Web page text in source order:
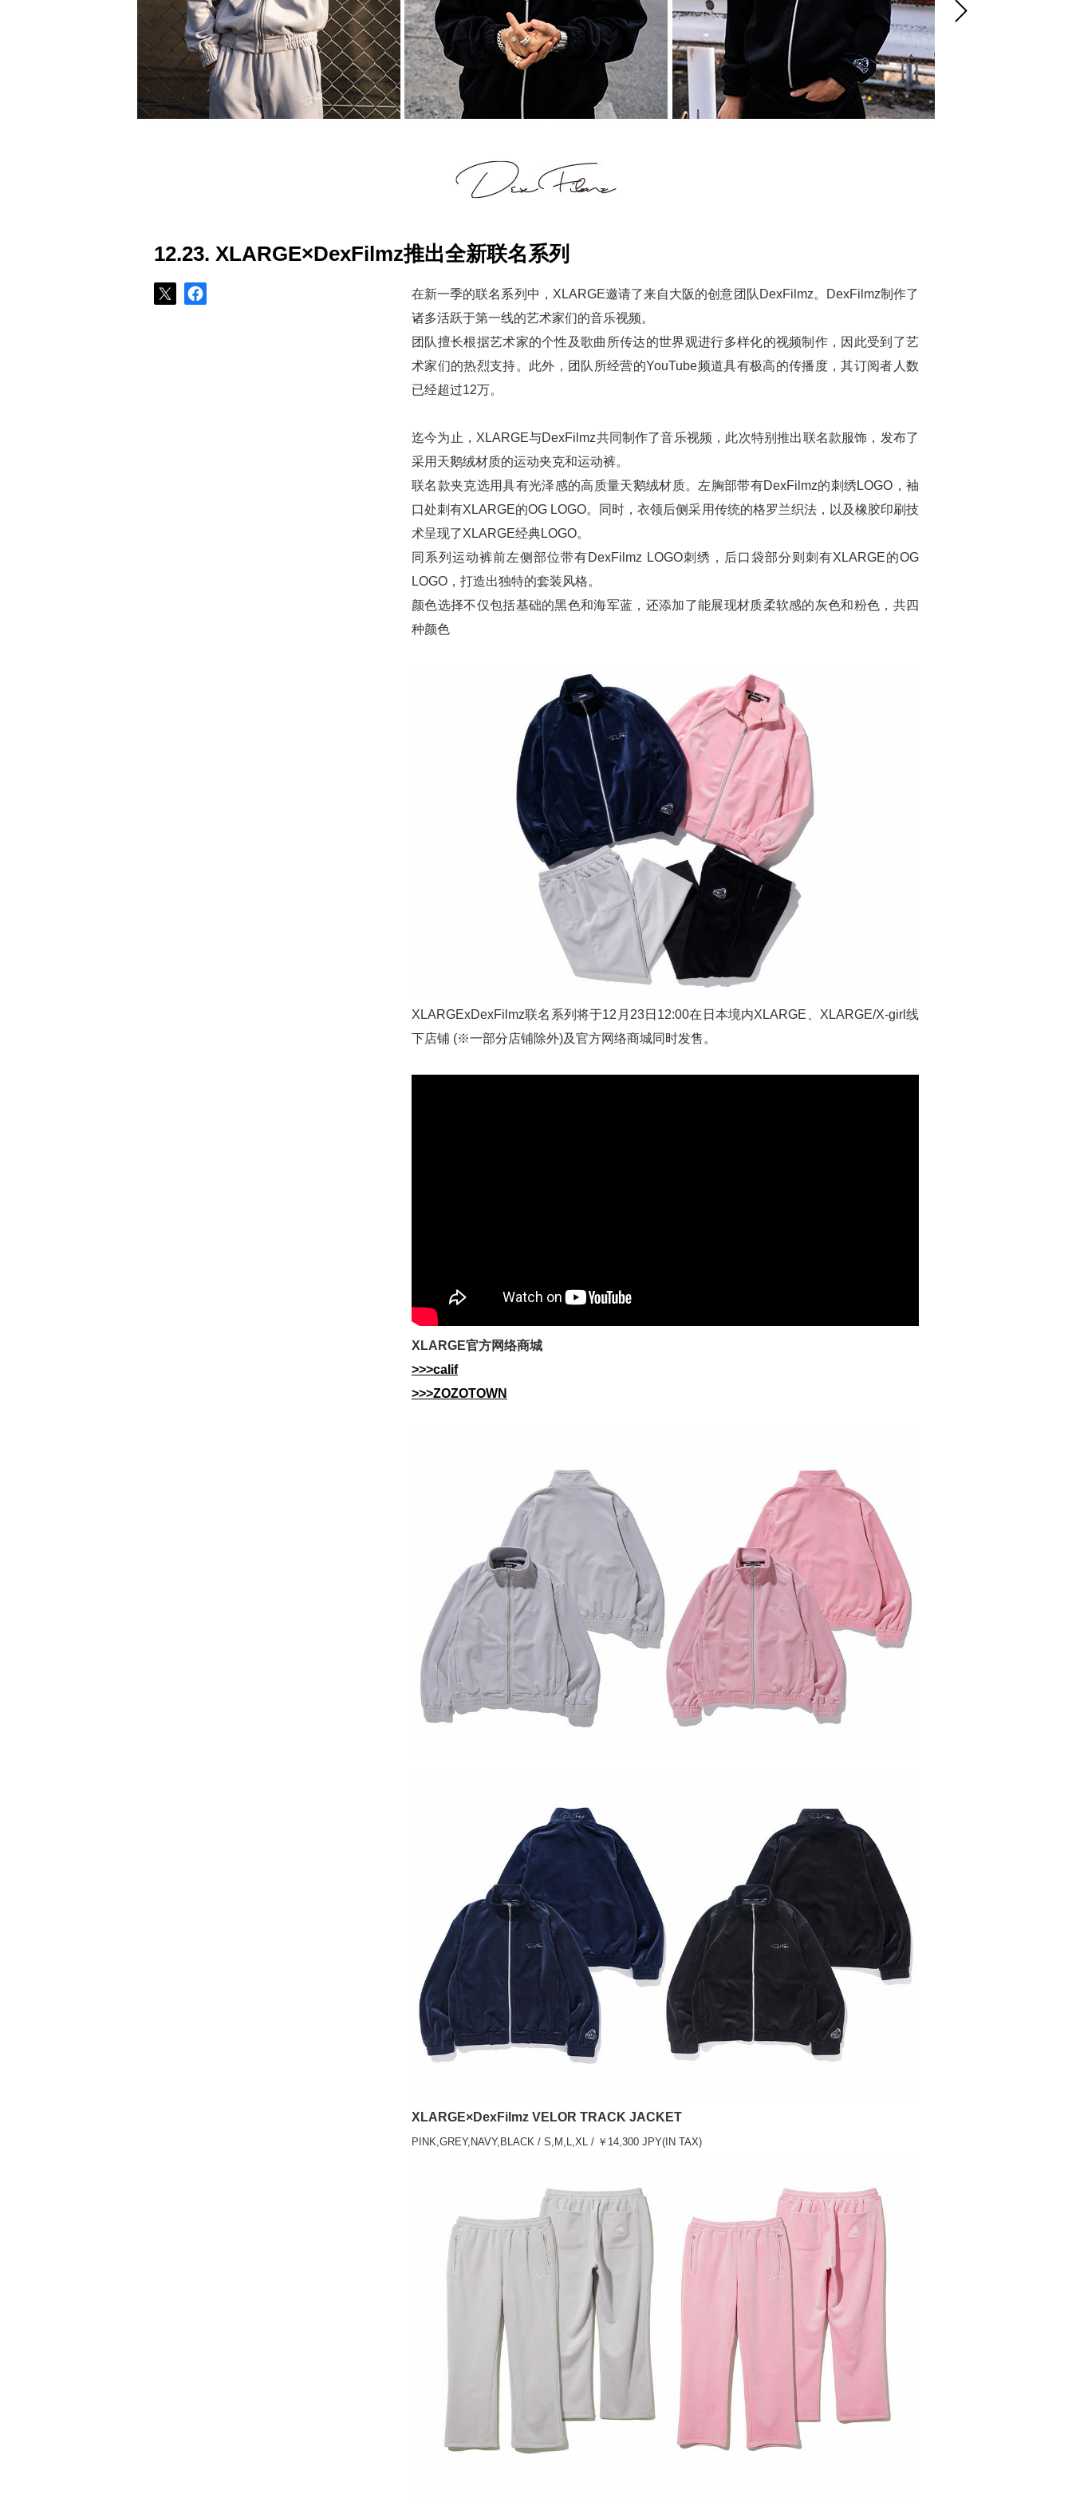
12.23. XLARGE×DexFilmz推出全新联名系列
在新一季的联名系列中，XLARGE邀请了来自大阪的创意团队DexFilmz。DexFilmz制作了
诸多活跃于第一线的艺术家们的音乐视频。
团队擅长根据艺术家的个性及歌曲所传达的世界观进行多样化的视频制作，因此受到了艺
术家们的热烈支持。此外，团队所经营的YouTube频道具有极高的传播度，其订阅者人数
已经超过12万。
迄今为止，XLARGE与DexFilmz共同制作了音乐视频，此次特别推出联名款服饰，发布了
采用天鹅绒材质的运动夹克和运动裤。
联名款夹克选用具有光泽感的高质量天鹅绒材质。左胸部带有DexFilmz的刺绣LOGO，袖
口处刺有XLARGE的OG LOGO。同时，衣领后侧采用传统的格罗兰织法，以及橡胶印刷技
术呈现了XLARGE经典LOGO。
同系列运动裤前左侧部位带有DexFilmz LOGO刺绣，后口袋部分则刺有XLARGE的OG
LOGO，打造出独特的套装风格。
颜色选择不仅包括基础的黑色和海军蓝，还添加了能展现材质柔软感的灰色和粉色，共四
种颜色
XLARGExDexFilmz联名系列将于12月23日12:00在日本境内XLARGE、XLARGE/X-girl线
下店铺 (※一部分店铺除外)及官方网络商城同时发售。
XLARGE官方网络商城
>>>calif
>>>ZOZOTOWN
XLARGE×DexFilmz VELOR TRACK JACKET
PINK,GREY,NAVY,BLACK / S,M,L,XL / ￥14,300 JPY(IN TAX)